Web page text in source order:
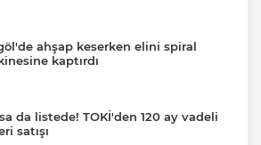
ahşap keserken elini spiral
kaptırdı
da listede! TOKİ'den 120 ay vadeli
satışı